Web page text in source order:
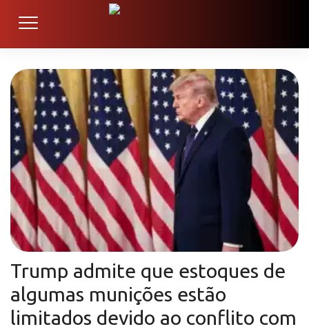
Trump admite que estoques de
algumas munições estão
limitados devido ao conflito com